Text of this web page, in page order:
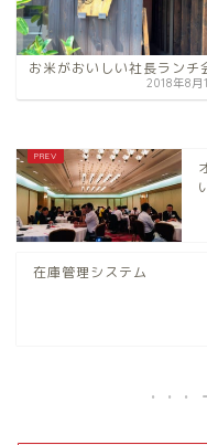
お米がおいしい社長ランチ
2018年8月
在庫管理システム